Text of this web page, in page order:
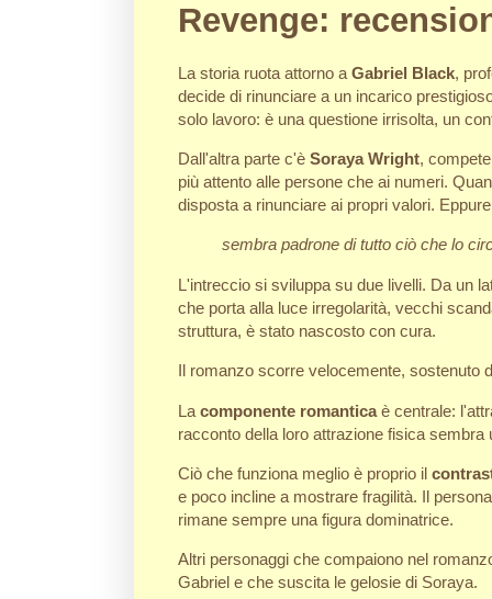
Revenge:
La storia ruota attorno a Gabriel Black,
decide di rinunciare a un incarico
solo lavoro: è una questione irrisolta, un
Dall'altra parte c'è Soraya Wright,
più attento alle persone che ai numeri.
disposta a rinunciare ai propri valori.
sembra padrone di tutto ciò che lo
L'intreccio si sviluppa su due livelli. Da un
che porta alla luce irregolarità, vecchi
struttura, è stato nascosto con cura.
Il romanzo scorre velocemente, sostenuto
La componente romanticaè centrale:
racconto della loro attrazione fisica
Ciò che funziona meglio è proprio il
e poco incline a mostrare fragilità. Il
rimane sempre una figura dominatrice.
Altri personaggi che compaiono nel
Gabriel e che suscita le gelosie di Soraya.